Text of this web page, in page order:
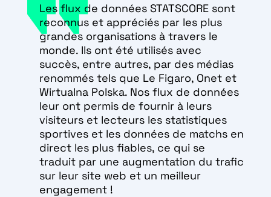
Les flux de données STATSCORE sont
reconnus et appréciés par les plus
grandes organisations à travers le
monde. Ils ont été utilisés avec
succès, entre autres, par des médias
renommés tels que Le Figaro, Onet et
Wirtualna Polska. Nos flux de données
leur ont permis de fournir à leurs
visiteurs et lecteurs les statistiques
sportives et les données de matchs en
direct les plus fiables, ce qui se
traduit par une augmentation du trafic
sur leur site web et un meilleur
engagement !